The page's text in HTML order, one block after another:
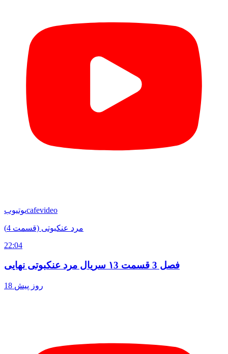
یوتیوبcafevideo
مرد عنکبوتی (قسمت 4)
22:04
فصل 3 قسمت ۱3 سریال مرد عنکبوتی نهایی
18 روز پیش